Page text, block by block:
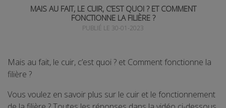
MAIS AU FAIT, LE CUIR, C’EST QUOI ? ET COMMENT
FONCTIONNE LA FILIÈRE ?
PUBLIÉ LE 30-01-2023
Mais au fait, le cuir, c’est quoi ? et Comment fonctionne la
filière ?
Vous voulez en savoir plus sur le cuir et le fonctionnement